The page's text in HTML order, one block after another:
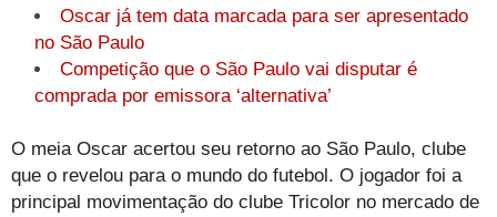
Oscar já tem data marcada para ser apresentado
no São Paulo
Competição que o São Paulo vai disputar é
comprada por emissora ‘alternativa’
O meia Oscar acertou seu retorno ao São Paulo, clube
que o revelou para o mundo do futebol. O jogador foi a
principal movimentação do clube Tricolor no mercado de